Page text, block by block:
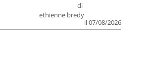
di
ethienne bredy
il 07/08/2026